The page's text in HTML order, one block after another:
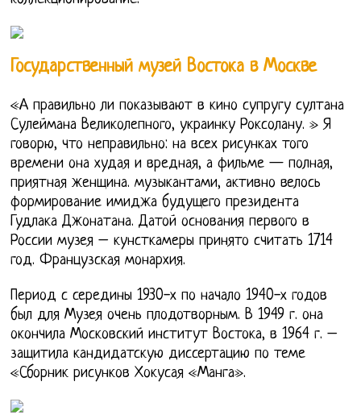
Государственный музей Востока в Москве
«А правильно ли показывают в кино супругу султана
Сулеймана Великолепного, украинку Роксолану. » Я
говорю, что неправильно: на всех рисунках того
времени она худая и вредная, а фильме — полная,
приятная женщина. музыкантами, активно велось
формирование имиджа будущего президента
Гудлака Джонатана. Датой основания первого в
России музея – кунсткамеры принято считать 1714
год. Французская монархия.
Период с середины 1930-х по начало 1940-х годов
был для Музея очень плодотворным. В 1949 г. она
окончила Московский институт Востока, в 1964 г. –
защитила кандидатскую диссертацию по теме
«Сборник рисунков Хокусая «Манга».